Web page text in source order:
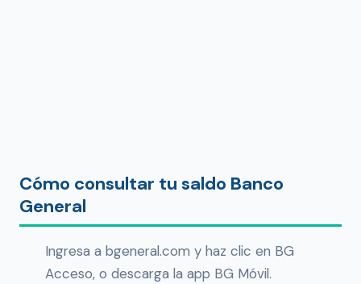
Cómo consultar tu saldo Banco
General
Ingresa a bgeneral.com y haz clic en BG
Acceso, o descarga la app BG Móvil.